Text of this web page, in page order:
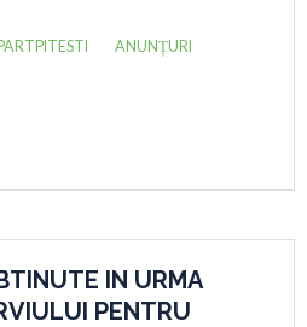
ANUNȚURI
IN URMA
PENTRU